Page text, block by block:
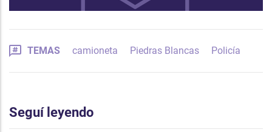
TEMAS camioneta Piedras Blancas Policía
Seguí leyendo